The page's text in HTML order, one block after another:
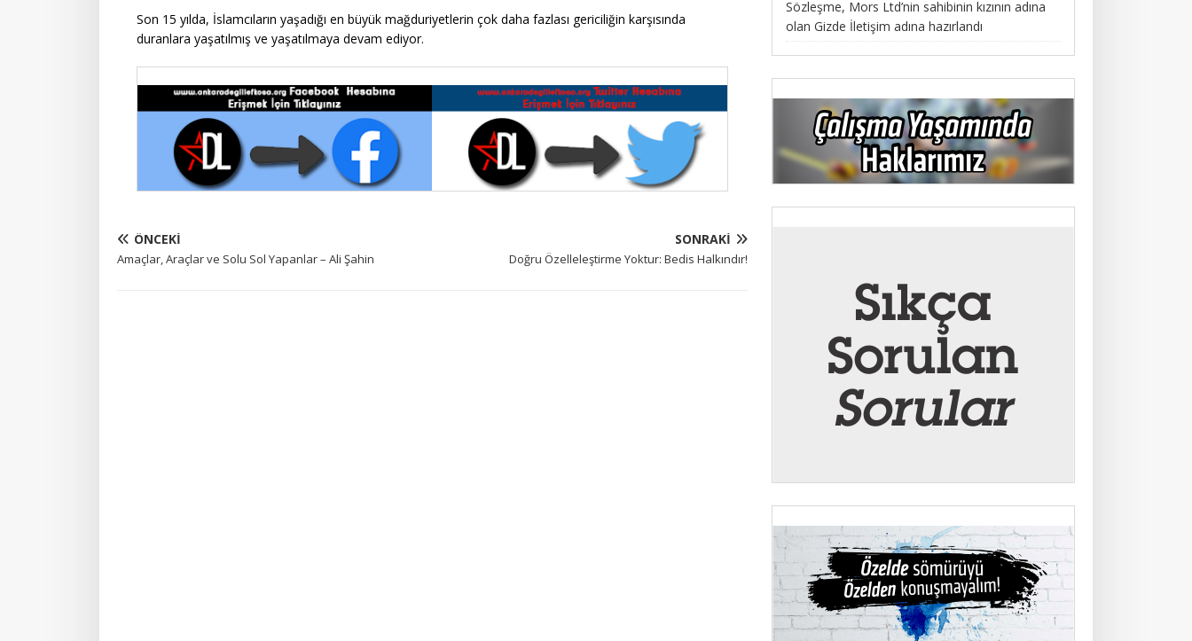
Son 15 yılda, İslamcıların yaşadığı en büyük mağduriyetlerin çok daha fazlası gericiliğin karşısında
duranlara yaşatılmış ve yaşatılmaya devam ediyor.
ÖNCEKI
Amaçlar, Araçlar ve Solu Sol Yapanlar – Ali Şahin
SONRAKI
Doğru Özelleleştirme Yoktur: Bedis Halkındır!
Sözleşme, Mors Ltd’nin sahibinin kızının adına
olan Gizde İletişim adına hazırlandı